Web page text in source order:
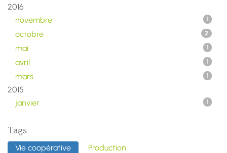
2016
novembre
1
octobre 2
mai 1
avril 1
mars 1
2015
janvier
1
Tags
Vie coopérative
Production